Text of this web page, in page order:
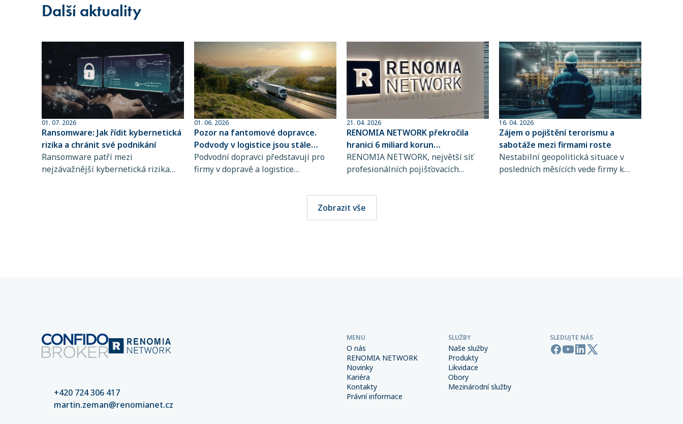
Další aktuality
01. 07. 2026
Ransomware: Jak řídit kybernetická
rizika a chránit své podnikání
Ransomware patří mezi
nejzávažnější kybernetická rizika
01. 06. 2026
Pozor na fantomové dopravce.
Podvody v logistice jsou stále
sofistikovanější
Podvodní dopravci představují pro
firmy v dopravě a logistice
praktiky jsou totiž stále obtížněji
rozpoznatelné. Přitom stačí jediná
chyba při výběru přepravce a škody
21. 04. 2026
RENOMIA NETWORK překročila
hranici 6 miliard korun
spravovaného pojistného
RENOMIA NETWORK, největší síť
profesionálních pojišťovacích
RENOMIA GROUP, dosáhla
významného milníku. Hodnota
pojistného, které svým klientům
16. 04. 2026
Zájem o pojištění terorismu a
sabotáže mezi firmami roste
Nestabilní geopolitická situace v
posledních měsících vede firmy k
Zobrazit vše
+420 724 306 417
martin.zeman@renomianet.cz
MENU
O nás
RENOMIA NETWORK
Novinky
Kariéra
Kontakty
Právní informace
SLUŽBY
Naše služby
Produkty
Likvidace
Obory
Mezinárodní služby
SLEDUJTE NÁS